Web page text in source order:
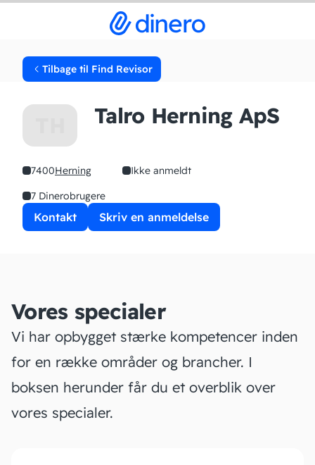
Tilbage til Find Revisor
Talro Herning ApS
7400Herning
Ikke anmeldt
7 Dinerobrugere
Kontakt Skriv en anmeldelse
Vores specialer
Vi har opbygget stærke kompetencer inden
for en række områder og brancher. I
boksen herunder får du et overblik over
vores specialer.